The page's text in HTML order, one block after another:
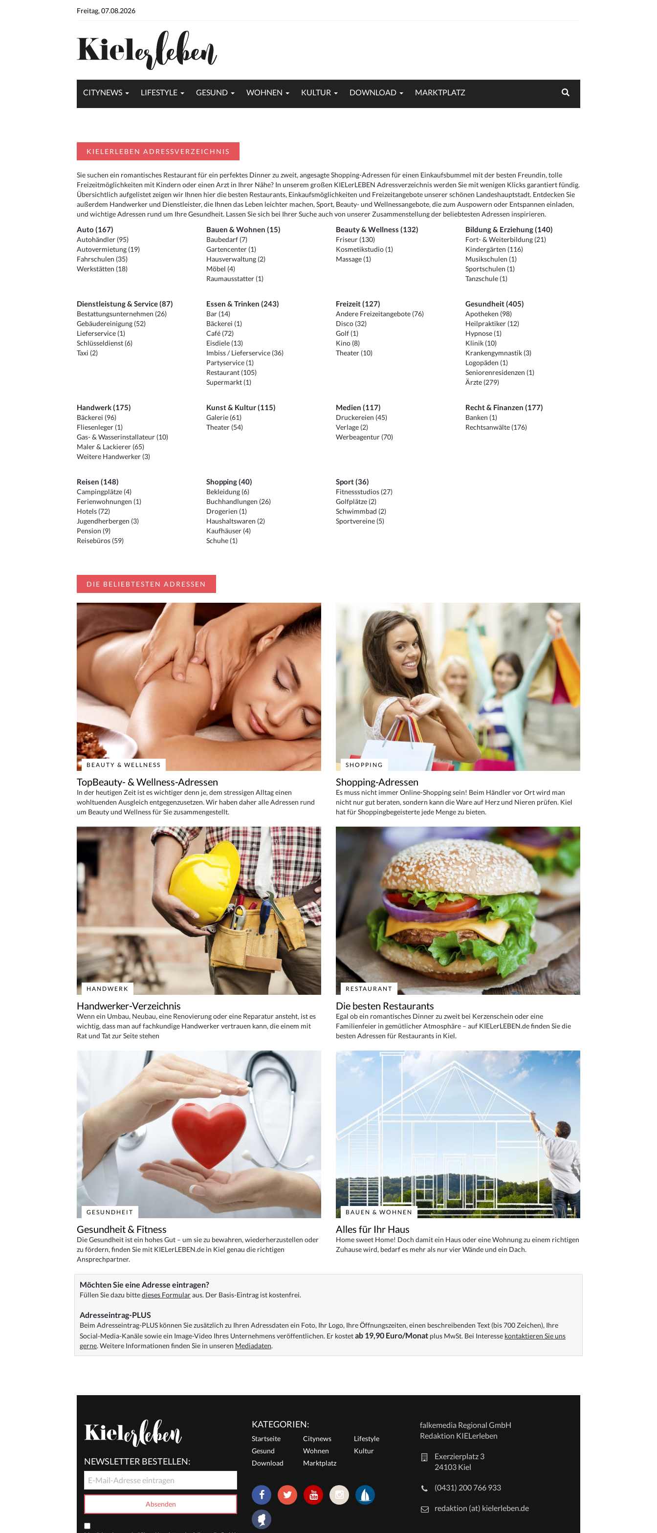
Freitag, 07.08.2026
CITYNEWS LIFESTYLE GESUND WOHNEN KULTUR DOWNLOAD MARKTPLATZ
KIELERLEBEN ADRESSVERZEICHNIS
Sie suchen ein romantisches Restaurant für ein perfektes Dinner zu zweit, angesagte Shopping-Adressen für einen Einkaufsbummel mit der besten Freundin, tolle
Freizeitmöglichkeiten mit Kindern oder einen Arzt in Ihrer Nähe? In unserem großen KIELerLEBEN Adressverzeichnis werden Sie mit wenigen Klicks garantiert fündig.
Übersichtlich aufgelistet zeigen wir Ihnen hier die besten Restaurants, Einkaufsmöglichkeiten und Freizeitangebote unserer schönen Landeshauptstadt. Entdecken Sie
außerdem Handwerker und Dienstleister, die Ihnen das Leben leichter machen, Sport, Beauty- und Wellnessangebote, die zum Auspowern oder Entspannen einladen,
und wichtige Adressen rund um Ihre Gesundheit. Lassen Sie sich bei Ihrer Suche auch von unserer Zusammenstellung der beliebtesten Adressen inspirieren.
Auto (167)
Autohändler (95)
Autovermietung (19)
Fahrschulen (35)
Werkstätten (18)
Bauen & Wohnen (15)
Baubedarf (7)
Gartencenter (1)
Hausverwaltung (2)
Möbel (4)
Raumausstatter (1)
Beauty & Wellness (132)
Friseur (130)
Kosmetikstudio (1)
Massage (1)
Bildung & Erziehung (140)
Fort- & Weiterbildung (21)
Kindergärten (116)
Musikschulen (1)
Sportschulen (1)
Tanzschule (1)
Dienstleistung & Service (87)
Bestattungsunternehmen (26)
Gebäudereinigung (52)
Lieferservice (1)
Schlüsseldienst (6)
Taxi (2)
Essen & Trinken (243)
Bar (14)
Bäckerei (1)
Café (72)
Eisdiele (13)
Imbiss / Lieferservice (36)
Partyservice (1)
Restaurant (105)
Supermarkt (1)
Freizeit (127)
Andere Freizeitangebote (76)
Disco (32)
Golf (1)
Kino (8)
Theater (10)
Gesundheit (405)
Apotheken (98)
Heilpraktiker (12)
Hypnose (1)
Klinik (10)
Krankengymnastik (3)
Logopäden (1)
Seniorenresidenzen (1)
Ärzte (279)
Handwerk (175)
Bäckerei (96)
Fliesenleger (1)
Gas- & Wasserinstallateur (10)
Maler & Lackierer (65)
Weitere Handwerker (3)
Kunst & Kultur (115)
Galerie (61)
Theater (54)
Medien (117)
Druckereien (45)
Verlage (2)
Werbeagentur (70)
Recht & Finanzen (177)
Banken (1)
Rechtsanwälte (176)
Reisen (148)
Campingplätze (4)
Ferienwohnungen (1)
Hotels (72)
Jugendherbergen (3)
Pension (9)
Reisebüros (59)
Shopping (40)
Bekleidung (6)
Buchhandlungen (26)
Drogerien (1)
Haushaltswaren (2)
Kaufhäuser (4)
Schuhe (1)
Sport (36)
Fitnessstudios (27)
Golfplätze (2)
Schwimmbad (2)
Sportvereine (5)
DIE BELIEBTESTEN ADRESSEN
BEAUTY & WELLNESS
TopBeauty- & Wellness-Adressen
In der heutigen Zeit ist es wichtiger denn je, dem stressigen Alltag einen
wohltuenden Ausgleich entgegenzusetzen. Wir haben daher alle Adressen rund
um Beauty und Wellness für Sie zusammengestellt.
SHOPPING
Shopping-Adressen
Es muss nicht immer Online-Shopping sein! Beim Händler vor Ort wird man
nicht nur gut beraten, sondern kann die Ware auf Herz und Nieren prüfen. Kiel
hat für Shoppingbegeisterte jede Menge zu bieten.
HANDWERK
Handwerker-Verzeichnis
Wenn ein Umbau, Neubau, eine Renovierung oder eine Reparatur ansteht, ist es
wichtig, dass man auf fachkundige Handwerker vertrauen kann, die einem mit
Rat und Tat zur Seite stehen
RESTAURANT
Die besten Restaurants
Egal ob ein romantisches Dinner zu zweit bei Kerzenschein oder eine
Familienfeier in gemütlicher Atmosphäre – auf KIELerLEBEN.de finden Sie die
besten Adressen für Restaurants in Kiel.
GESUNDHEIT
Gesundheit & Fitness
Die Gesundheit ist ein hohes Gut – um sie zu bewahren, wiederherzustellen oder
zu fördern, finden Sie mit KIELerLEBEN.de in Kiel genau die richtigen
Ansprechpartner.
BAUEN & WOHNEN
Alles für Ihr Haus
Home sweet Home! Doch damit ein Haus oder eine Wohnung zu einem richtigen
Zuhause wird, bedarf es mehr als nur vier Wände und ein Dach.
Möchten Sie eine Adresse eintragen?
Füllen Sie dazu bittedieses Formularaus. Der Basis-Eintrag ist kostenfrei.
Adresseintrag-PLUS
Beim Adresseintrag-PLUS können Sie zusätzlich zu Ihren Adressdaten ein Foto, Ihr Logo, Ihre Öffnungszeiten, einen beschreibenden Text (bis 700 Zeichen), Ihre
Social-Media-Kanäle sowie ein Image-Video Ihres Unternehmens veröffentlichen. Er kostetab 19,90 Euro/Monat plus MwSt. Bei Interesse kontaktieren Sie uns
gerne. Weitere Informationen finden Sie in unseren Mediadaten.
NEWSLETTER BESTELLEN:
KATEGORIEN:
Startseite Citynews
Lifestyle
Gesund
Wohnen
Kultur
Download
Marktplatz
falkemedia Regional GmbH
Redaktion KIELerleben
Exerzierplatz 3
24103 Kiel
(0431) 200 766 933
redaktion (at) kielerleben.de